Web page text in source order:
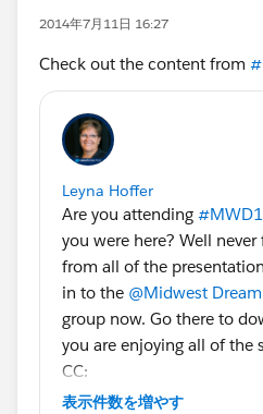
2014年7月11日 16:27
Check out the content from
Leyna Hoffer
Are you attending
you were here? Well
from all of the
in to the @Midwest
group now. Go there to
you are enjoying all of the
CC:
@User Group, Twin Cities,
表示件数を増やす